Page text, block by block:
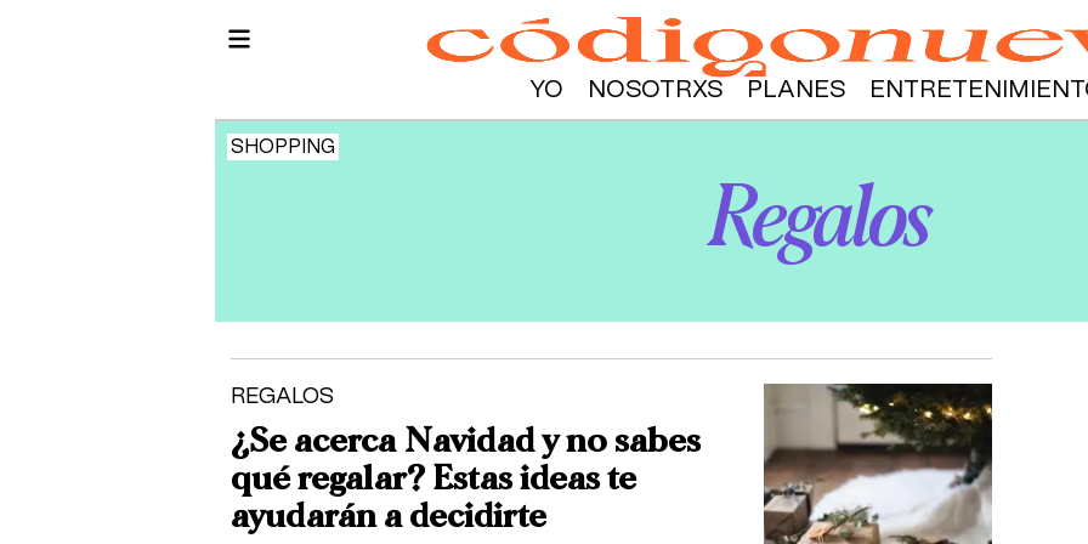
YO NOSOTRXS PLANES
SHOPPING
Regalos
REGALOS
¿Se acerca Navidad y no sabes
qué regalar? Estas ideas te
ayudarán a decidirte